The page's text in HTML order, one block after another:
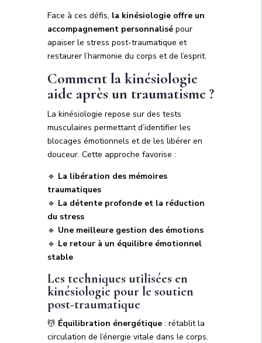
Face à ces défis, la kinésiologie offre un
accompagnement personnalisépour
apaiser le stress post-traumatique et
restaurer l’harmonie du corps et de l’esprit.
Comment la kinésiologie
aide après un traumatisme ?
La kinésiologie repose sur des tests
musculaires permettant d’identifier les
blocages émotionnels et de les libérer en
douceur. Cette approche favorise :
🔹 La libération des mémoires
traumatiques
🔹 La détente profonde et la réduction
du stress
🔹 Une meilleure gestion des émotions
🔹 Le retour à un équilibre émotionnel
stable
Les techniques utilisées en
kinésiologie pour le soutien
post-traumatique
💆 Équilibration énergétique: rétablit la
circulation de l’énergie vitale dans le corps.